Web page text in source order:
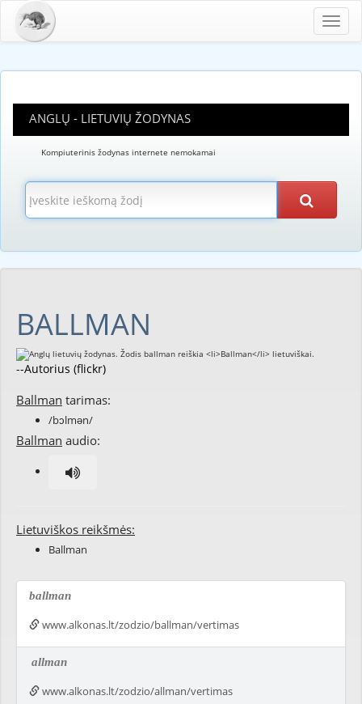
ANGLŲ - LIETUVIŲ ŽODYNAS
Kompiuterinis žodynas internete nemokamai
BALLMAN
--Autorius (flickr)
Ballman tarimas:
/bɔlmən/
Ballman audio:
Lietuviškos reikšmės:
Ballman
ballman
www.alkonas.lt/zodzio/ballman/vertimas
allman
www.alkonas.lt/zodzio/allman/vertimas